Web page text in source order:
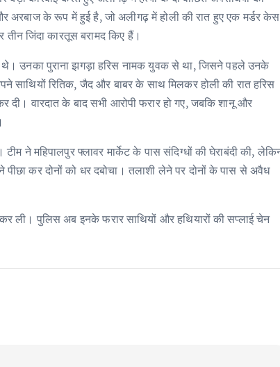
अरबाज के रूप में हुई है, जो अलीगढ़ में होली की रात हुए एक मर्डर केस
जिंदा कारतूस बरामद किए हैं।
थे। उनका पुराना झगड़ा हरिस नामक युवक से था, जिसने पहले उनके
साथियों रितिक, जैद और बाबर के साथ मिलकर होली की रात हरिस
दी। वारदात के बाद सभी आरोपी फरार हो गए, जबकि शानू और
ने महिपालपुर फ्लावर मार्केट के पास संदिग्धों की घेराबंदी की,
कर दोनों को धर दबोचा। तलाशी लेने पर दोनों के पास से अवैध
ली। पुलिस अब इनके फरार साथियों और हथियारों की सप्लाई चेन